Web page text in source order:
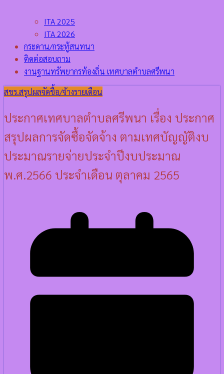
ITA 2025
ITA 2026
กระดาน/กระทู้สนทนา
ติดต่อสอบถาม
งานฐานทรัพยากรท้องถิ่น เทศบาลตำบลศรีพนา
สขร.สรุปผลจัดชื้อ/จ้างรายเดือน
ประกาศเทศบาลตำบลศรีพนา เรื่อง ประกาศ
สรุปผลการจัดซื้อจัดจ้าง ตามเทศบัญญัติงบ
ประมาณรายจ่ายประจำปีงบประมาณ
พ.ศ.2566 ประจำเดือน ตุลาคม 2565